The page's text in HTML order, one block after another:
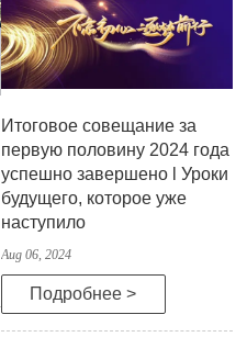
Итоговое совещание за
первую половину 2024 года
успешно завершено l Уроки
будущего, которое уже
наступило
Aug 06, 2024
Подробнее >